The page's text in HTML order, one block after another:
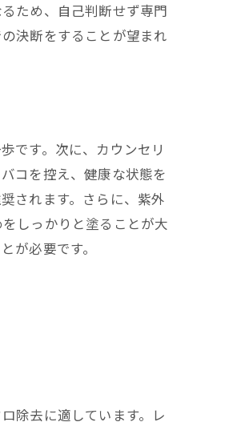
ため、自己判断せず専門
決断をすることが望まれ
です。次に、カウンセリ
コを控え、健康な状態を
されます。さらに、紫外
しっかりと塗ることが大
が必要です。
除去に適しています。レ